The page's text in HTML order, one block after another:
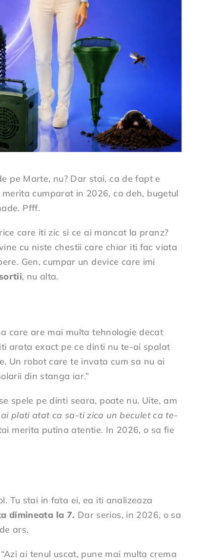
pe Marte, nu? Dar stai, ca de fapt e
cumparat in 2026, ca deh, bugetul
Pfff.
care iti zic si ce ai mancat la pranz?
cu niste chestii care chiar iti fac viata
Gen, cumpar un device care imi
, nu alta.
care are mai multa tehnologie decat
arata exact pe ce dinti nu te-ai spalat
Un robot care te invata cum sa nu ai
din stanga iar.”
spele pe dinti seara, poate nu. Uite, am
plati atat ca sa-ti zica un beculet ca te-
merita putina atentie. In 2026, o sa fie
Tu stai in fata ei, ea iti analizeaza
dimineata la 7. Dar serios, in 2026, o sa
ars.
ai tenul uscat, pune mai multa crema